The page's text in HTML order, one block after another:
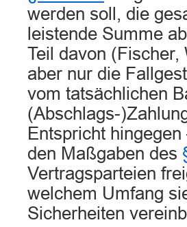
werden soll, die
leistende Summe
Teil davon (Fischer,
aber nur die
vom tatsächlichen
(Abschlags-
Entspricht
den Maßgaben des
Vertragsparteien
welchem Umfang
Sicherheiten